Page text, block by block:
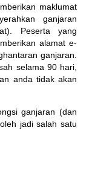
maklumat
ganjaran
Peserta yang
alamat e-
ganjaran.
selama 90 hari,
anda tidak akan
ganjaran (dan
jadi salah satu